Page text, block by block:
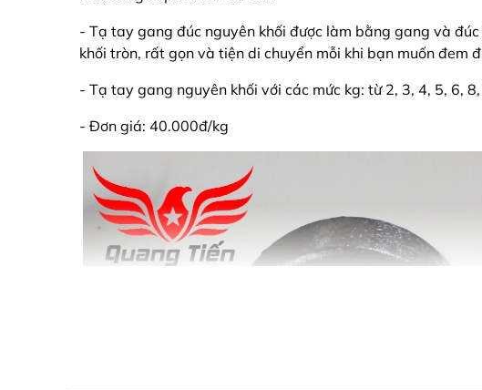
- Tạ tay gang đúc nguyên khối được làm bằng gang và
khối tròn, rất gọn và tiện di chuyển mỗi khi bạn muốn đem
- Tạ tay gang nguyên khối với các mức kg: từ 2, 3, 4, 5, 6,
- Đơn giá: 40.000đ/kg